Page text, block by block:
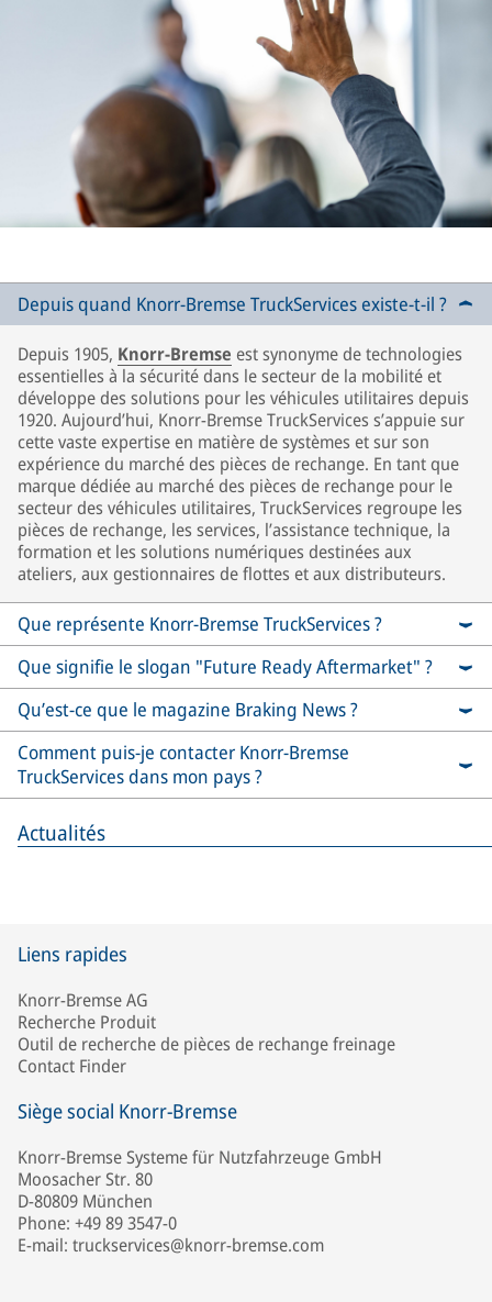
Depuis quand Knorr-Bremse TruckServices existe-t-il ?
Depuis 1905, Knorr-Bremse est synonyme de technologies
essentielles à la sécurité dans le secteur de la mobilité et
développe des solutions pour les véhicules utilitaires depuis
1920. Aujourd’hui, Knorr-Bremse TruckServices s’appuie sur
cette vaste expertise en matière de systèmes et sur son
expérience du marché des pièces de rechange. En tant que
marque dédiée au marché des pièces de rechange pour le
secteur des véhicules utilitaires, TruckServices regroupe les
pièces de rechange, les services, l’assistance technique, la
formation et les solutions numériques destinées aux
ateliers, aux gestionnaires de flottes et aux distributeurs.
Que représente Knorr-Bremse TruckServices ?
Que signifie le slogan "Future Ready Aftermarket" ?
Qu’est-ce que le magazine Braking News ?
Comment puis-je contacter Knorr-Bremse
TruckServices dans mon pays ?
Actualités
Liens rapides
Knorr-Bremse AG
Recherche Produit
Outil de recherche de pièces de rechange freinage
Contact Finder
Siège social Knorr-Bremse
Knorr-Bremse Systeme für Nutzfahrzeuge GmbH
Moosacher Str. 80
D-80809 München
Phone: +49 89 3547-0
E-mail: truckservices@knorr-bremse.com